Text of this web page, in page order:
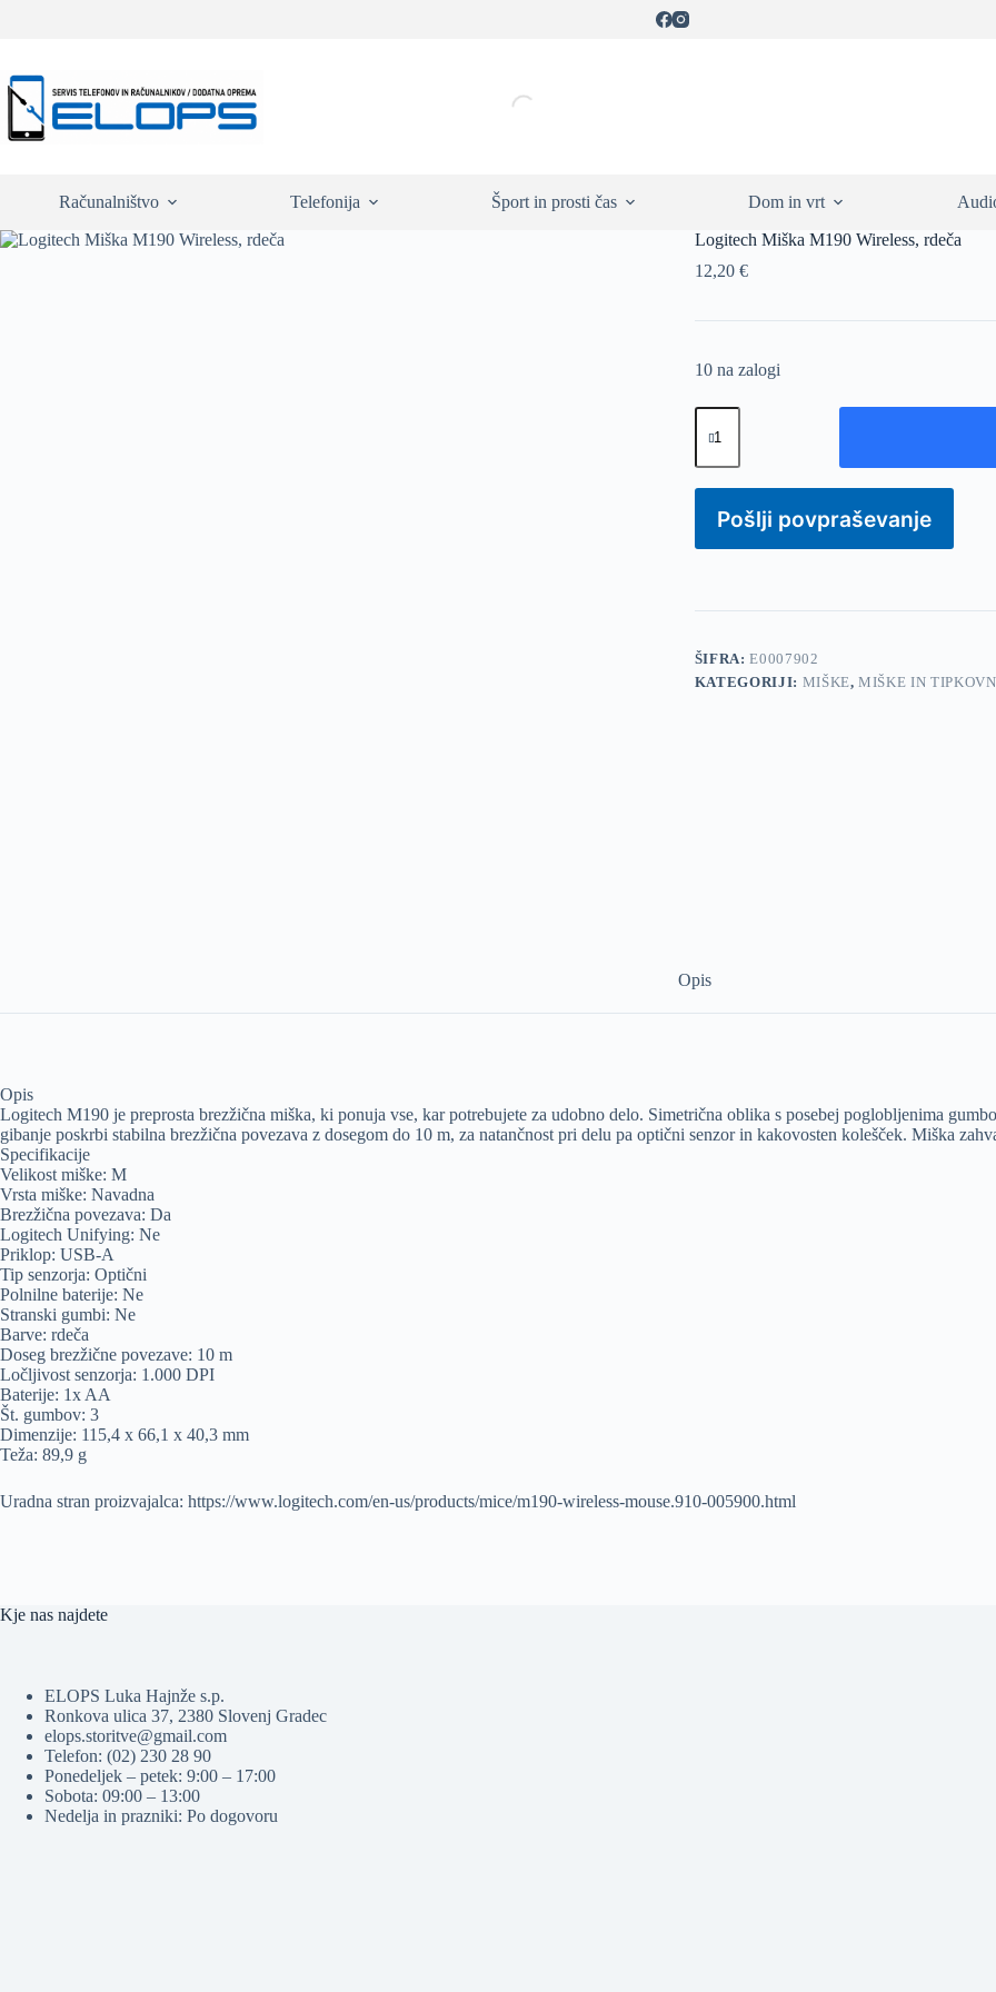
Računalništvo Telefonija Šport in prosti čas Dom in vrt
Logitech Miška M190 Wireless, rdeča
12,20 €
10 na zalogi
Logitech
Miška
Wireless,
rdeča
količina
Pošlji povpraševanje
ŠIFRA:E0007902
KATEGORIJI: MIŠKE,MIŠKE IN
Opis
Opis
Logitech M190 je preprosta brezžična miška, ki ponuja vse, kar potrebujete za udobno delo. Simetrična oblika s posebej poglobljenima
gibanje poskrbi stabilna brezžična povezava z dosegom do 10 m, za natančnost pri delu pa optični senzor in kakovosten kolešček. Miška
Specifikacije
Velikost miške: M
Vrsta miške: Navadna
Brezžična povezava: Da
Logitech Unifying: Ne
Priklop: USB-A
Tip senzorja: Optični
Polnilne baterije: Ne
Stranski gumbi: Ne
Barve: rdeča
Doseg brezžične povezave: 10 m
Ločljivost senzorja: 1.000 DPI
Baterije: 1x AA
Št. gumbov: 3
Dimenzije: 115,4 x 66,1 x 40,3 mm
Teža: 89,9 g
Uradna stran proizvajalca: https://www.logitech.com/en-us/products/mice/m190-wireless-mouse.910-005900.html
Kje nas najdete
ELOPS Luka Hajnže s.p.
Ronkova ulica 37, 2380 Slovenj Gradec
elops.storitve@gmail.com
Telefon: (02) 230 28 90
Ponedeljek – petek: 9:00 – 17:00
Sobota: 09:00 – 13:00
Nedelja in prazniki: Po dogovoru